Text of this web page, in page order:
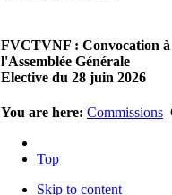
There are no translations
available.Madame la
Présidente, Monsieur le
Président,Suite à notre…
Read more...
FVCTVNF : Convocation à
l'Assemblée Générale
Elective du 28 juin 2026
23/05/2026 23:00
available.Chères Présidentes,
chers Présidents,Veuillez
You are here: Commissions
Top
Skip to content